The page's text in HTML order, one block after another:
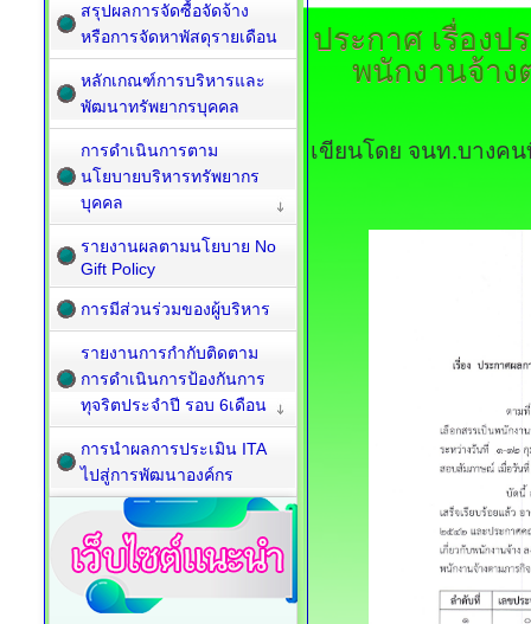
ประกาศเรื่องป
พนักงานจ้าง
เขียนโดย จนท.บางค
สรุปผลการจัดซื้อจัดจ้าง
หรือการจัดหาพัสดุรายเดือน
หลักเกณฑ์การบริหารและ
พัฒนาทรัพยากรบุคคล
การดำเนินการตาม
นโยบายบริหารทรัพยากร
บุคคล
รายงานผลตามนโยบาย No
Gift Policy
การมีส่วนร่วมของผู้บริหาร
รายงานการกำกับติดตาม
การดำเนินการป้องกันการ
ทุจริตประจำปี รอบ 6เดือน
การนำผลการประเมิน ITA
ไปสู่การพัฒนาองค์กร